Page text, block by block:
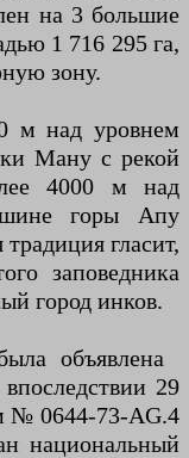
на 3 большие
1 716 295 га,
зону.
м над уровнем
Ману с рекой
4000 м над
горы Апу
гласит,
заповедника
город инков.
объявлена
29
№ 0644-73-AG.4
национальный